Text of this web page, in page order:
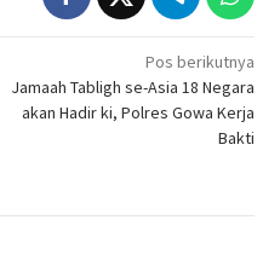
Pos berikutnya
Jamaah Tabligh se-Asia 18 Negara
akan Hadir ki, Polres Gowa Kerja
Bakti